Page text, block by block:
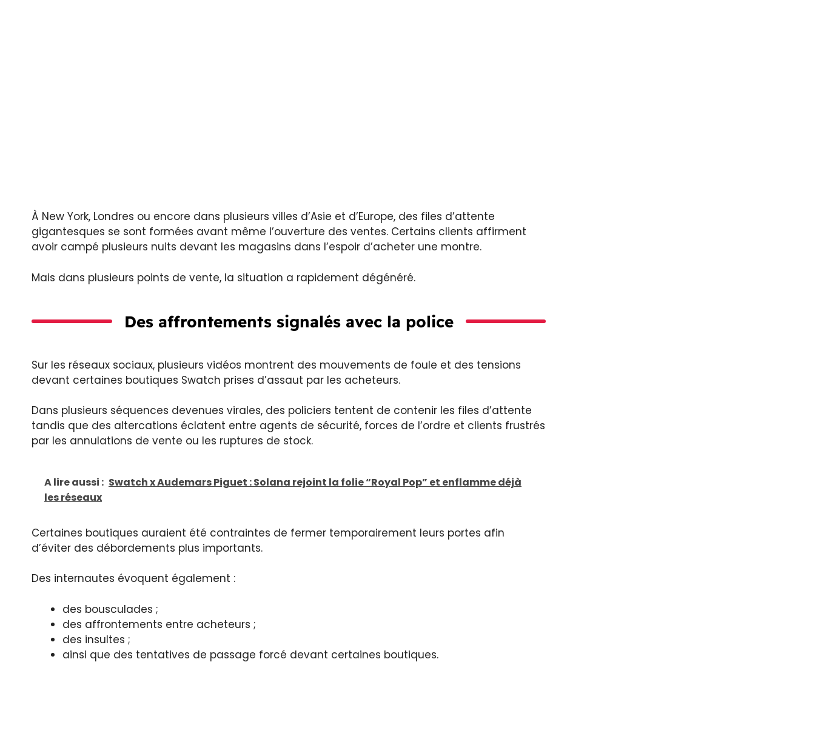
À New York, Londres ou encore dans plusieurs villes d’Asie et d’Europe, des files d’attente
gigantesques se sont formées avant même l’ouverture des ventes. Certains clients affirment
avoir campé plusieurs nuits devant les magasins dans l’espoir d’acheter une montre.
Mais dans plusieurs points de vente, la situation a rapidement dégénéré.
Des affrontements signalés avec la police
Sur les réseaux sociaux, plusieurs vidéos montrent des mouvements de foule et des tensions
devant certaines boutiques Swatch prises d’assaut par les acheteurs.
Dans plusieurs séquences devenues virales, des policiers tentent de contenir les files d’attente
tandis que des altercations éclatent entre agents de sécurité, forces de l’ordre et clients frustrés
par les annulations de vente ou les ruptures de stock.
A lire aussi : Swatch x Audemars Piguet : Solana rejoint la folie “Royal Pop” et enflamme déjà
les réseaux
Certaines boutiques auraient été contraintes de fermer temporairement leurs portes afin
d’éviter des débordements plus importants.
Des internautes évoquent également :
des bousculades ;
des affrontements entre acheteurs ;
des insultes ;
ainsi que des tentatives de passage forcé devant certaines boutiques.